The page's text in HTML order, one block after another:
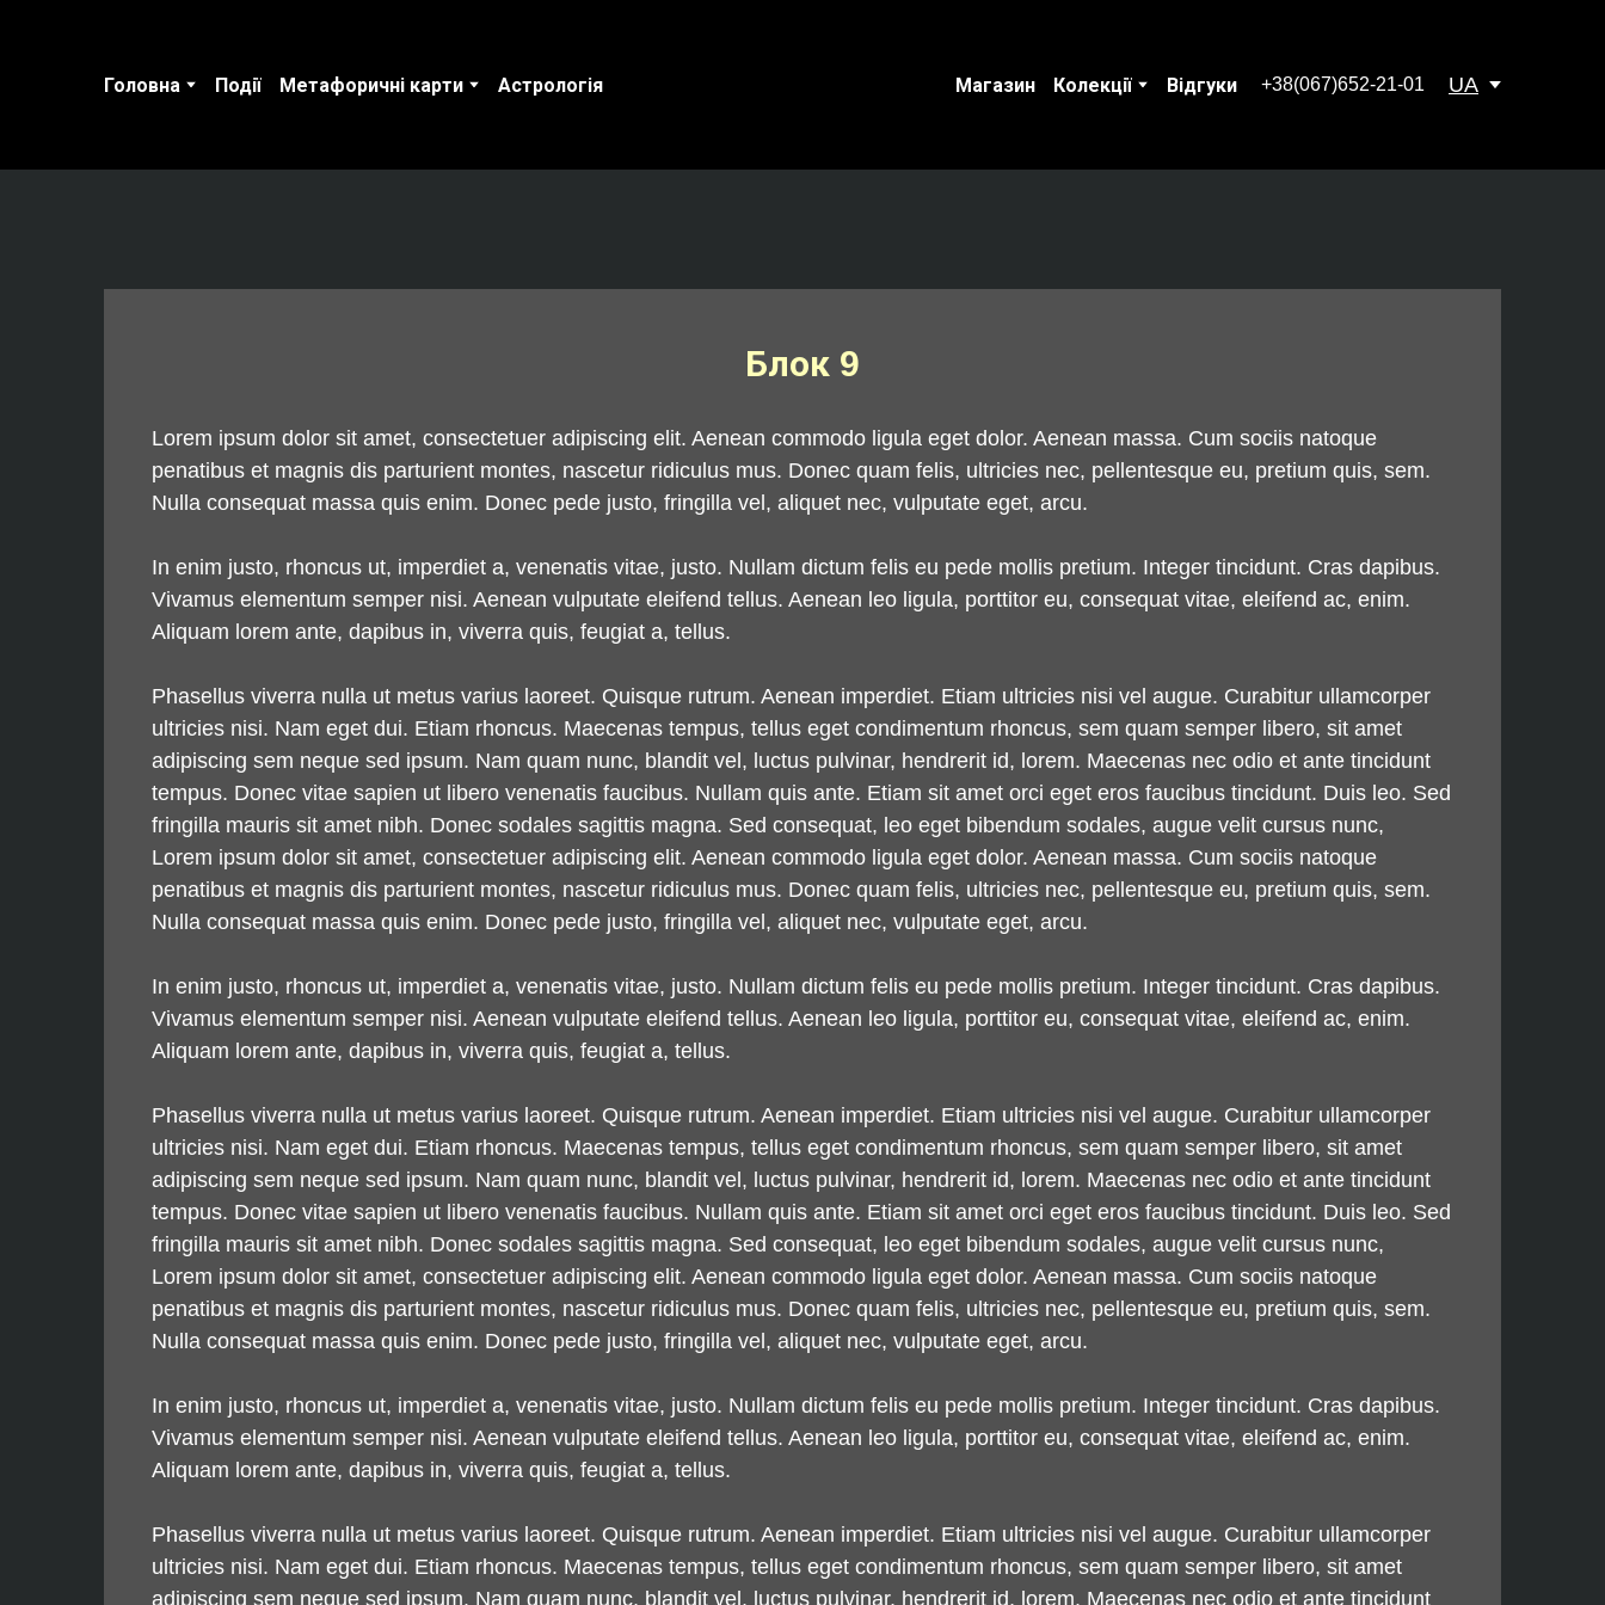
Головна Події Метафоричні карти Астрологія Магазин Колекції Відгуки +38(067)652-21-01 UA
Блок 9
Lorem ipsum dolor sit amet, consectetuer adipiscing elit. Aenean commodo ligula eget dolor. Aenean massa. Cum sociis natoque
penatibus et magnis dis parturient montes, nascetur ridiculus mus. Donec quam felis, ultricies nec, pellentesque eu, pretium quis, sem.
Nulla consequat massa quis enim. Donec pede justo, fringilla vel, aliquet nec, vulputate eget, arcu.
In enim justo, rhoncus ut, imperdiet a, venenatis vitae, justo. Nullam dictum felis eu pede mollis pretium. Integer tincidunt. Cras dapibus.
Vivamus elementum semper nisi. Aenean vulputate eleifend tellus. Aenean leo ligula, porttitor eu, consequat vitae, eleifend ac, enim.
Aliquam lorem ante, dapibus in, viverra quis, feugiat a, tellus.
Phasellus viverra nulla ut metus varius laoreet. Quisque rutrum. Aenean imperdiet. Etiam ultricies nisi vel augue. Curabitur ullamcorper
ultricies nisi. Nam eget dui. Etiam rhoncus. Maecenas tempus, tellus eget condimentum rhoncus, sem quam semper libero, sit amet
adipiscing sem neque sed ipsum. Nam quam nunc, blandit vel, luctus pulvinar, hendrerit id, lorem. Maecenas nec odio et ante tincidunt
tempus. Donec vitae sapien ut libero venenatis faucibus. Nullam quis ante. Etiam sit amet orci eget eros faucibus tincidunt. Duis leo. Sed
fringilla mauris sit amet nibh. Donec sodales sagittis magna. Sed consequat, leo eget bibendum sodales, augue velit cursus nunc,
Lorem ipsum dolor sit amet, consectetuer adipiscing elit. Aenean commodo ligula eget dolor. Aenean massa. Cum sociis natoque
penatibus et magnis dis parturient montes, nascetur ridiculus mus. Donec quam felis, ultricies nec, pellentesque eu, pretium quis, sem.
Nulla consequat massa quis enim. Donec pede justo, fringilla vel, aliquet nec, vulputate eget, arcu.
In enim justo, rhoncus ut, imperdiet a, venenatis vitae, justo. Nullam dictum felis eu pede mollis pretium. Integer tincidunt. Cras dapibus.
Vivamus elementum semper nisi. Aenean vulputate eleifend tellus. Aenean leo ligula, porttitor eu, consequat vitae, eleifend ac, enim.
Aliquam lorem ante, dapibus in, viverra quis, feugiat a, tellus.
Phasellus viverra nulla ut metus varius laoreet. Quisque rutrum. Aenean imperdiet. Etiam ultricies nisi vel augue. Curabitur ullamcorper
ultricies nisi. Nam eget dui. Etiam rhoncus. Maecenas tempus, tellus eget condimentum rhoncus, sem quam semper libero, sit amet
adipiscing sem neque sed ipsum. Nam quam nunc, blandit vel, luctus pulvinar, hendrerit id, lorem. Maecenas nec odio et ante tincidunt
tempus. Donec vitae sapien ut libero venenatis faucibus. Nullam quis ante. Etiam sit amet orci eget eros faucibus tincidunt. Duis leo. Sed
fringilla mauris sit amet nibh. Donec sodales sagittis magna. Sed consequat, leo eget bibendum sodales, augue velit cursus nunc,
Lorem ipsum dolor sit amet, consectetuer adipiscing elit. Aenean commodo ligula eget dolor. Aenean massa. Cum sociis natoque
penatibus et magnis dis parturient montes, nascetur ridiculus mus. Donec quam felis, ultricies nec, pellentesque eu, pretium quis, sem.
Nulla consequat massa quis enim. Donec pede justo, fringilla vel, aliquet nec, vulputate eget, arcu.
In enim justo, rhoncus ut, imperdiet a, venenatis vitae, justo. Nullam dictum felis eu pede mollis pretium. Integer tincidunt. Cras dapibus.
Vivamus elementum semper nisi. Aenean vulputate eleifend tellus. Aenean leo ligula, porttitor eu, consequat vitae, eleifend ac, enim.
Aliquam lorem ante, dapibus in, viverra quis, feugiat a, tellus.
Phasellus viverra nulla ut metus varius laoreet. Quisque rutrum. Aenean imperdiet. Etiam ultricies nisi vel augue. Curabitur ullamcorper
ultricies nisi. Nam eget dui. Etiam rhoncus. Maecenas tempus, tellus eget condimentum rhoncus, sem quam semper libero, sit amet
adipiscing sem neque sed ipsum. Nam quam nunc, blandit vel, luctus pulvinar, hendrerit id, lorem. Maecenas nec odio et ante tincidunt